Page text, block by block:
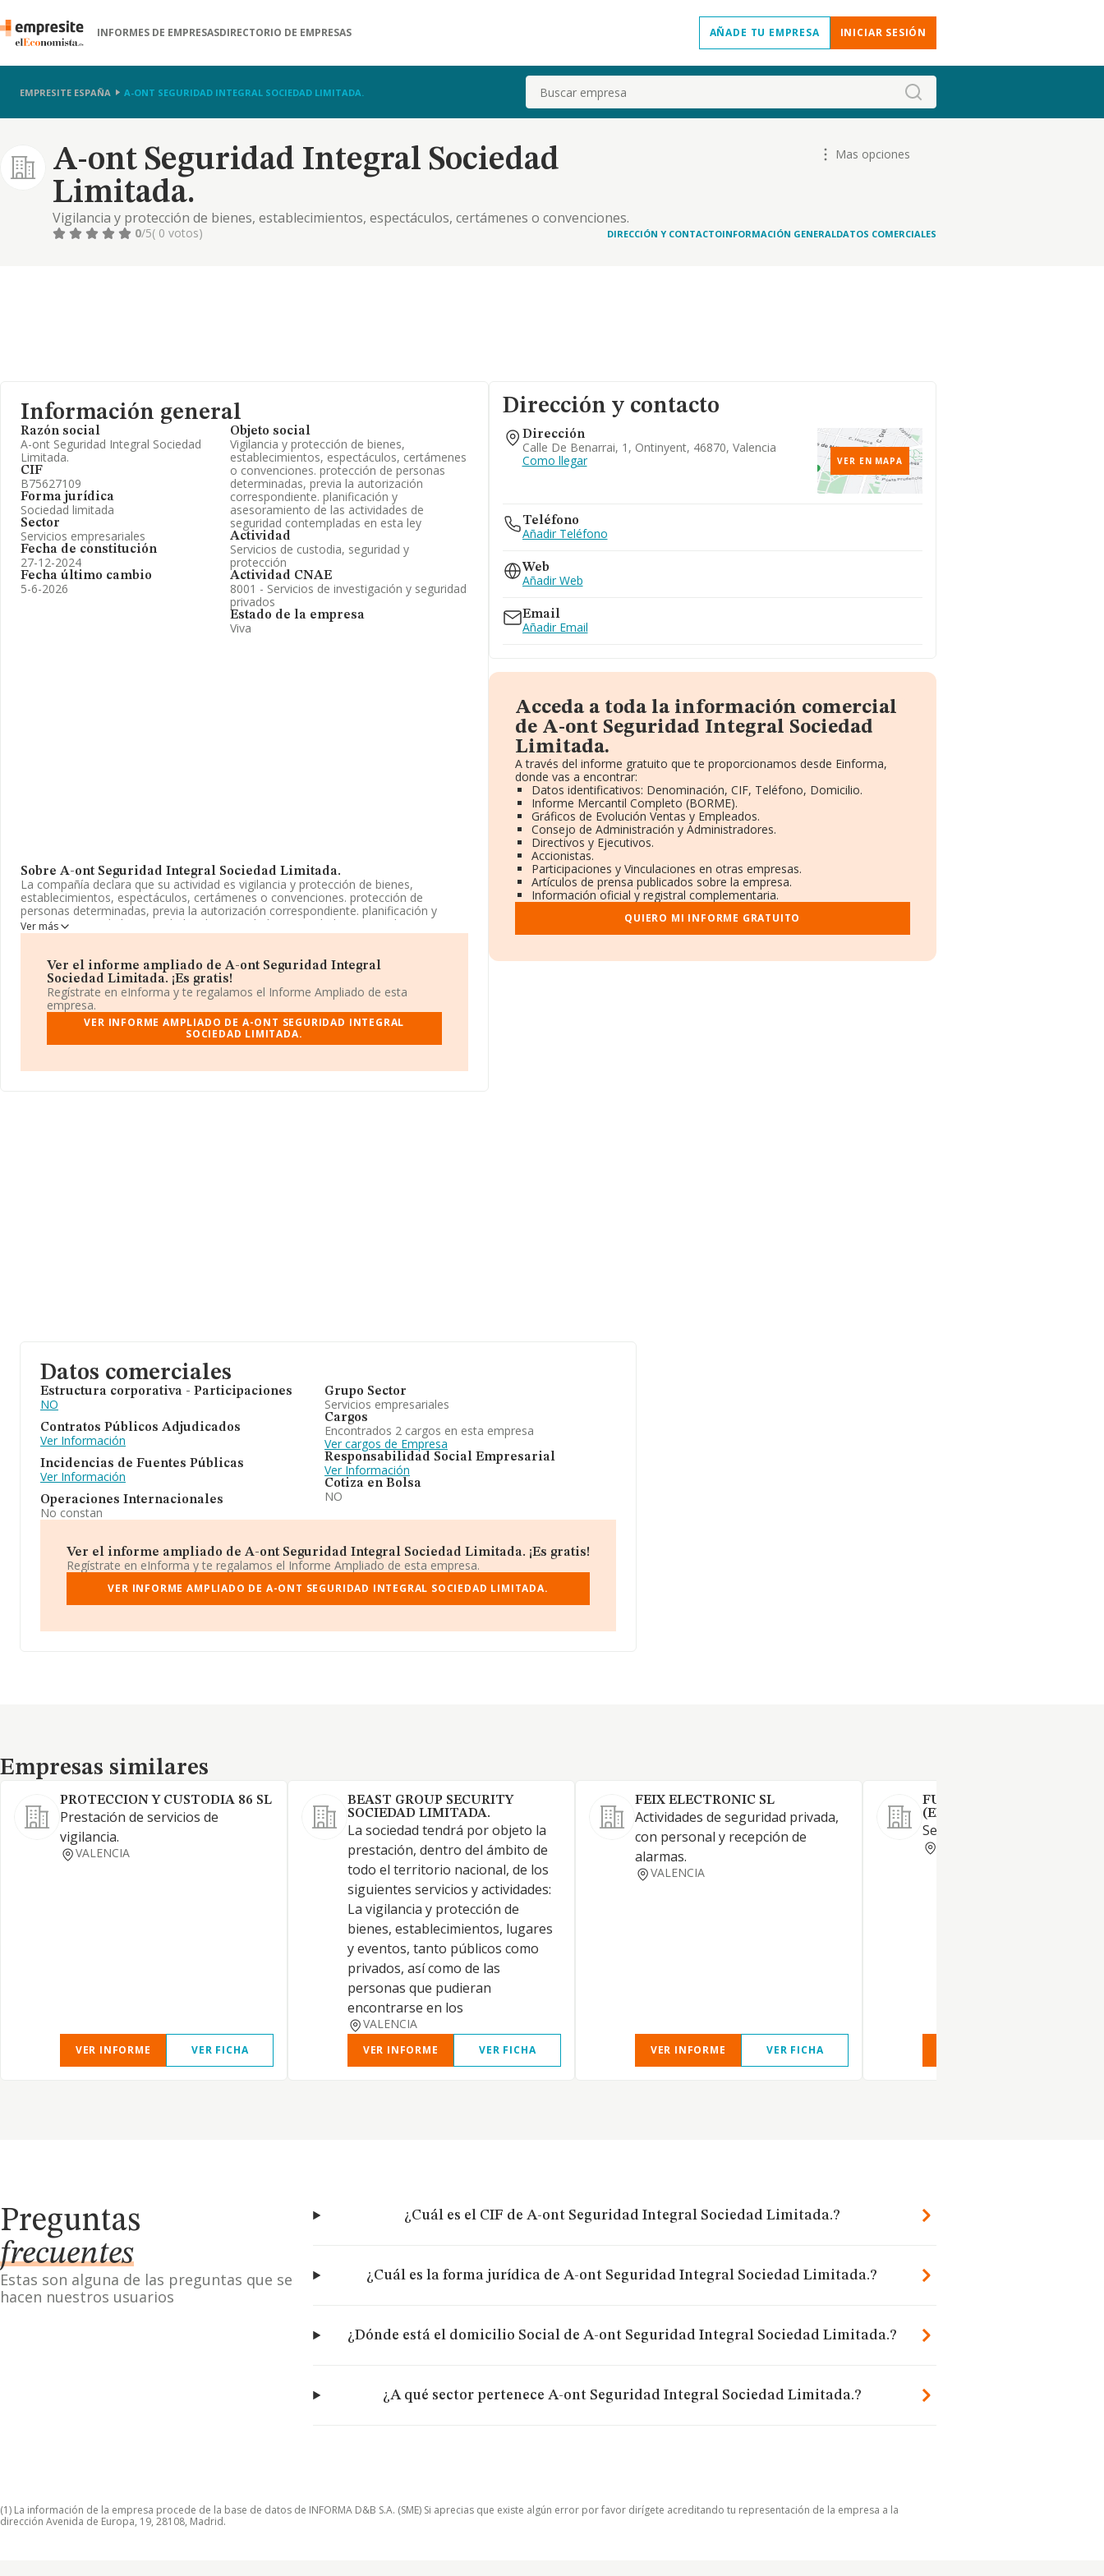
INFORMES DE EMPRESASDIRECTORIO DE EMPRESAS AÑADE TU EMPRESA INICIAR SESIÓN
EMPRESITE ESPAÑA A-ONT SEGURIDAD INTEGRAL SOCIEDAD LIMITADA. Buscar
A-ont Seguridad Integral Sociedad
Limitada.
Vigilancia y protección de bienes, establecimientos, espectáculos, certámenes o convenciones.
protección de personas determinadas, previa la autorización correspondiente. planificación y
Mas opciones
0/5( 0 votos) DIRECCIÓN Y CONTACTOINFORMACIÓN GENERALDATOS COMERCIALES
Información general
Razón social
A-ont Seguridad Integral Sociedad
Limitada.
CIF
B75627109
Forma jurídica
Sociedad limitada
Sector
Servicios empresariales
Fecha de constitución
27-12-2024
Fecha último cambio
5-6-2026
Objeto social
Vigilancia y protección de bienes,
establecimientos, espectáculos, certámenes
o convenciones. protección de personas
determinadas, previa la autorización
correspondiente. planificación y
asesoramiento de las actividades de
seguridad contempladas en esta ley
Actividad
Servicios de custodia, seguridad y
protección
Actividad CNAE
8001 - Servicios de investigación y seguridad
privados
Estado de la empresa
Viva
Sobre A-ont Seguridad Integral Sociedad Limitada.
La compañía declara que su actividad es vigilancia y protección de bienes,
establecimientos, espectáculos, certámenes o convenciones. protección de
personas determinadas, previa la autorización correspondiente. planificación y
asesoramiento de las actividades de seguridad contempladas en esta ley. La
sociedad está inscrita en el Registro Mercantil como Sociedad Limitada. Su
mercados exteriores.
La sociedadA-ont Seguridad Integral Sociedad Limitada, NIF B75627109,
tiene su domicilio social establecido en Calle De Benarrai núm. 1, (46870),
Ontinyent, provincia de Valencia, Comunidad Valenciana.
En relación con el sector y disponiendo de los datos de hasta 2.144 empresas, a
todas las compañías es de 3 millones de euros de ventas. En cuanto a la
Ver más
Ver el informe ampliado de A-ont Seguridad Integral
Sociedad Limitada. ¡Es gratis!
Regístrate en eInforma y te regalamos el Informe Ampliado de esta
empresa.
VER INFORME AMPLIADO DE A-ONT SEGURIDAD INTEGRAL
SOCIEDAD LIMITADA.
Dirección y contacto
Dirección
Calle De Benarrai, 1, Ontinyent, 46870, Valencia
Como llegar
VER EN MAPA
Teléfono
Añadir Teléfono
Web
Añadir Web
Email
Añadir Email
Acceda a toda la información comercial
de A-ont Seguridad Integral Sociedad
Limitada.
A través del informe gratuito que te proporcionamos desde Einforma,
donde vas a encontrar:
Datos identificativos: Denominación, CIF, Teléfono, Domicilio.
Informe Mercantil Completo (BORME).
Gráficos de Evolución Ventas y Empleados.
Consejo de Administración y Administradores.
Directivos y Ejecutivos.
Accionistas.
Participaciones y Vinculaciones en otras empresas.
Artículos de prensa publicados sobre la empresa.
Información oficial y registral complementaria.
QUIERO MI INFORME GRATUITO
Datos comerciales
Estructura corporativa - Participaciones
NO
Contratos Públicos Adjudicados
Ver Información
Incidencias de Fuentes Públicas
Ver Información
Operaciones Internacionales
No constan
Grupo Sector
Servicios empresariales
Cargos
Encontrados 2 cargos en esta empresa
Ver cargos de Empresa
Responsabilidad Social Empresarial
Ver Información
Cotiza en Bolsa
NO
Ver el informe ampliado de A-ont Seguridad Integral Sociedad Limitada. ¡Es gratis!
Regístrate en eInforma y te regalamos el Informe Ampliado de esta empresa.
VER INFORME AMPLIADO DE A-ONT SEGURIDAD INTEGRAL SOCIEDAD LIMITADA.
Empresas similares
Empresas similares
PROTECCION Y CUSTODIA 86 SL
Prestación de servicios de
vigilancia.
VALENCIA
VER INFORME VER FICHA
BEAST GROUP SECURITY
SOCIEDAD LIMITADA.
La sociedad tendrá por objeto la
prestación, dentro del ámbito de
todo el territorio nacional, de los
siguientes servicios y actividades:
La vigilancia y protección de
bienes, establecimientos, lugares
y eventos, tanto públicos como
privados, así como de las
personas que pudieran
encontrarse en los
VALENCIA
VER INFORME VER FICHA
FEIX ELECTRONIC SL
Actividades de seguridad privada,
con personal y recepción de
alarmas.
VALENCIA
VER INFORME VER FICHA
FULLCONTROL SL
(EXTINGUIDA)
Servicios de control y
Preguntas
frecuentes
Estas son alguna de las preguntas que se
hacen nuestros usuarios
¿Cuál es el CIF de A-ont Seguridad Integral Sociedad Limitada.?
¿Cuál es la forma jurídica de A-ont Seguridad Integral Sociedad Limitada.?
¿Dónde está el domicilio Social de A-ont Seguridad Integral Sociedad Limitada.?
¿A qué sector pertenece A-ont Seguridad Integral Sociedad Limitada.?
(1) La información de la empresa procede de la base de datos de INFORMA D&B S.A. (SME) Si aprecias que existe algún error por favor dirígete acreditando tu representación de la empresa a la
dirección Avenida de Europa, 19, 28108, Madrid.